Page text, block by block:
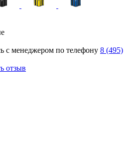
с менеджером по телефону 8 (495)
отзыв